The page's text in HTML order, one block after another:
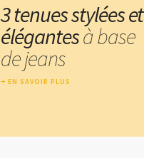
3 tenues stylées et
élégantesà base
de jeans
EN SAVOIR PLUS